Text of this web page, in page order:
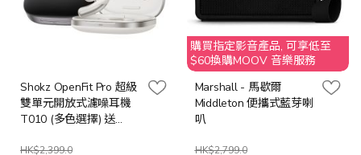
Shokz OpenFit Pro 超級
雙單元開放式濾噪耳機
T010 (多色選擇) 送
$299)
HK$2,399.0
購買指定影音產品, 可享低至
$60換購MOOV 音樂服務
Marshall - 馬歇爾
Middleton 便攜式藍芽喇
叭
HK$2,799.0